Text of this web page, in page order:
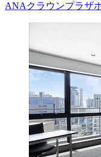
ANAクラウンプラザ